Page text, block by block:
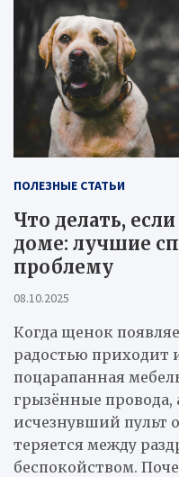
ПОЛЕЗНЫЕ СТАТЬИ
Что делать,
доме: лучшие
проблему
08.10.2025
Когда щенок
радостью приходит
поцарапанная
грызённые провода,
исчезнувший пульт
теряется между
беспокойством.